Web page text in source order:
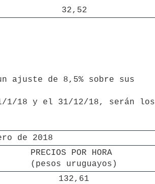
32,52
de 8,5% sobre sus
1/18 y el 31/12/18, serán los
de 2018
PRECIOS POR HORA
(pesos uruguayos)
132,61